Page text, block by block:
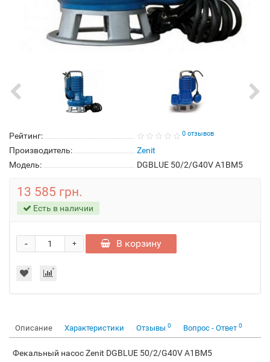
Рейтинг: 0 отзывов
Производитель:
Zenit
Модель:
DGBLUE 50/2/G40V A1BM5
13 585 грн.
Есть в наличии
+
- В корзину
Описание Характеристики Отзывы 0 Вопрос - Ответ 0
Фекальный насос Zenit DGBLUE 50/2/G40V A1BM5